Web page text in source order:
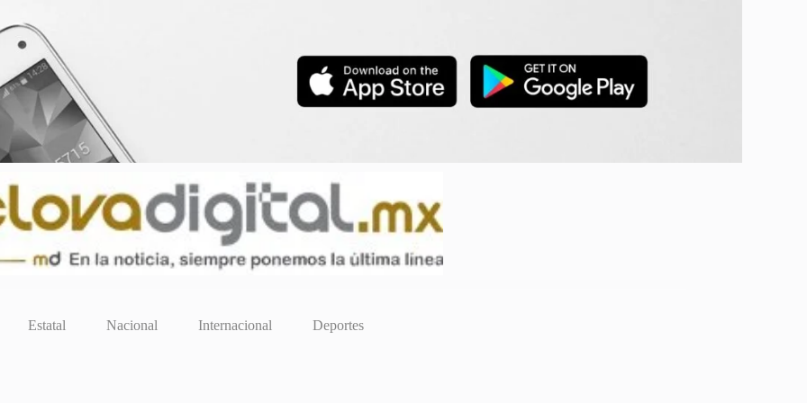
Estatal Nacional Internacional Deportes